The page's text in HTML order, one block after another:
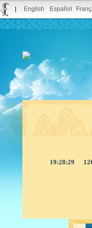
English Español
19:28:30